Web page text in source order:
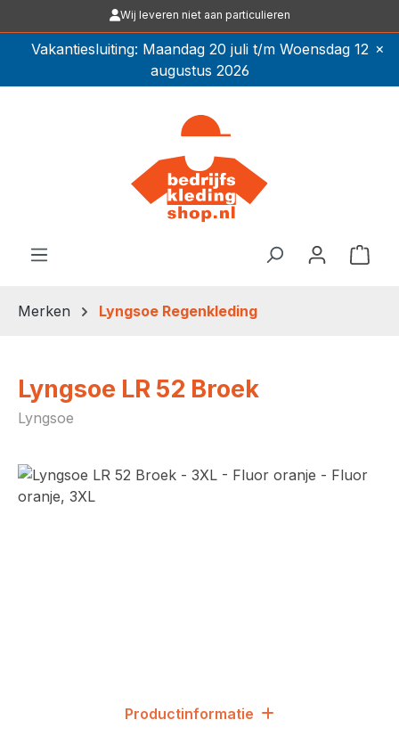
Ga naar de hoofdinhoudWij leveren niet aan particulieren
Vakantiesluiting: Maandag 20 juli t/m Woensdag 12
augustus 2026
×
Merken Lyngsoe Regenkleding
Lyngsoe LR 52 Broek
Lyngsoe
Afbeeldingengalerij overslaan
Productinformatie